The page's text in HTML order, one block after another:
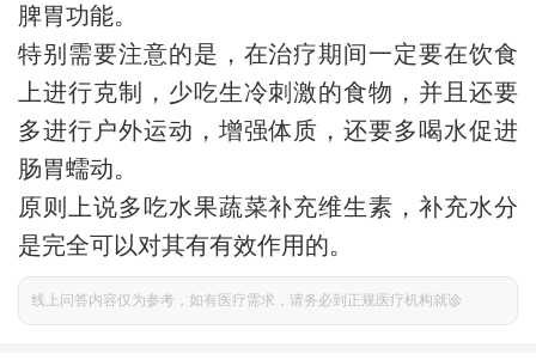
脾胃功能。
特别需要注意的是，在治疗期间一定要在饮食
上进行克制，少吃生冷刺激的食物，并且还要
多进行户外运动，增强体质，还要多喝水促进
肠胃蠕动。
原则上说多吃水果蔬菜补充维生素，补充水分
是完全可以对其有有效作用的。
线上问答内容仅为参考，如有医疗需求，请务必到正规医疗机构就诊